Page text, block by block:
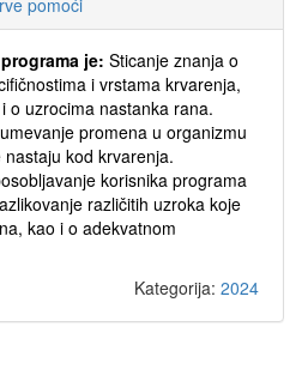
pomoći
je: Sticanje znanja o
i vrstama krvarenja,
o uzrocima nastanka rana.
promena u organizmu
nastaju kod krvarenja.
korisnika programa
različitih uzroka koje
kao i o adekvatnom
Kategorija: 2024